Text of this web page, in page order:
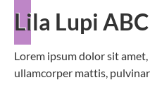
Lila Lupi ABC
Lorem ipsum dolor sit
ullamcorper mattis,